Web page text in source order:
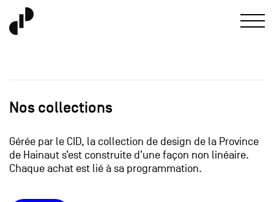
Nos collections
Gérée par le CID, la collection de design de la Province
de Hainaut s’est construite d’une façon non linéaire.
Chaque achat est lié à sa programmation.